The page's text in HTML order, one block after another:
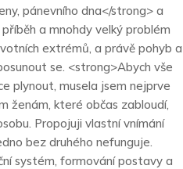
pánevního dna</strong> a
a mnohdy velký problém
extrémů, a právě pohyb a
se. <strong>Abych vše
plynout, musela jsem nejprve
ženám, které občas zabloudí,
Propojuji vlastní vnímání
bez druhého nefunguje.
systém, formování postavy a